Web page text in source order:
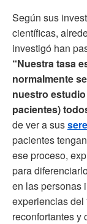
Según sus
científicas,
investigó han
“Nuestra tasa
normalmente
nuestro
pacientes)
de ver a sus
pacientes
ese proceso,
para
en las personas
experiencias
reconfortantes y